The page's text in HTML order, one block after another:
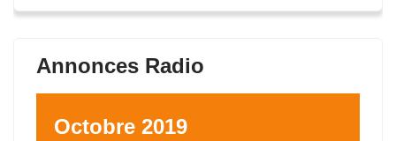
Annonces Radio
Octobre 2019